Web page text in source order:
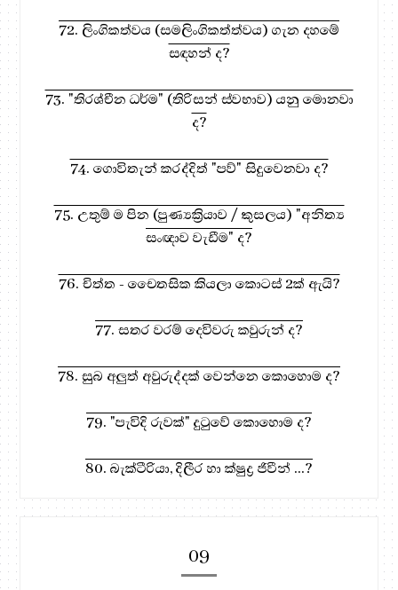
72. ලිංගිකත්වය (සමලිංගිකත්ත්වය) ගැන දහමේ
සඳහන් ද?
73. "තිරශ්චීන ධර්ම" (තිරිසන් ස්වභාව) යනු මොනවා
ද?
74. ගොවිතැන් කරද්දිත් "පව්" සිදුවෙනවා ද?
75. උතුම් ම පින (පුණ්‍යක්‍රියාව / කුසලය) "අනිත්‍ය
සංඥාව වැඩීම" ද?
76. චිත්ත - චෛතසික කියලා කොටස් 2ක් ඇයි?
77. සතර වරම් දෙවිවරු කවුරුන් ද?
78. සුබ අලුත් අවුරුද්දක් වෙන්නෙ කොහොම ද?
79. "පැවිදි රුවක්" දුටුවේ කොහොම ද?
80. බැක්ටීරියා, දිලීර හා ක්ෂුද්‍ර ජිවීන් ...?
09